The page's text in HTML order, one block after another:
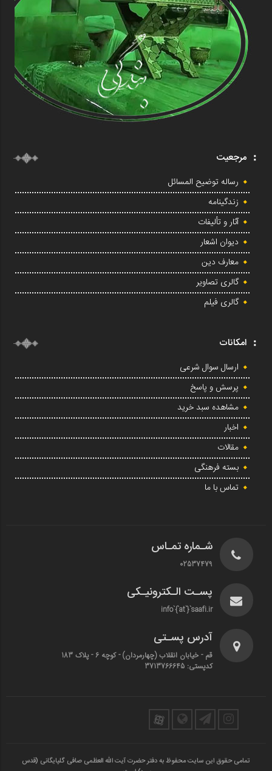
مرجعیت
رساله توضیح المسائل
زندگینامه
آثار و تألیفات
دیوان اشعار
معارف دین
گالری تصاویر
گالری فیلم
امکانات
ارسال سوال شرعی
پرسش و پاسخ
مشاهده سبد خرید
اخبار
مقالات
بسته فرهنگی
تماس با ما
شـماره تمـاس
02537479
پسـت الـکترونیـکی
info`{`at`}`saafi.ir
آدرس پسـتی
قم - خیابان انقلاب (چهارمردان)‌ - کوچه 6 - پلاک 183
کدپستی: 3713766645
تمامی حقوق این سایت محفوظ به دفتر حضرت آیت الله العظمی صافی گلپایگانی (قدس